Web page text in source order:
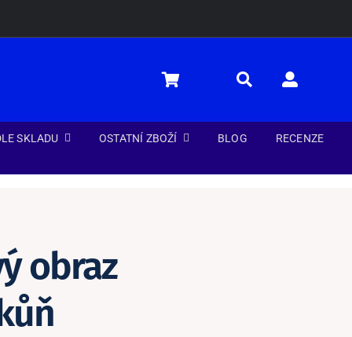
SKLADU OSTATNÍ ZBOŽÍ BLOG RECENZE
obraz